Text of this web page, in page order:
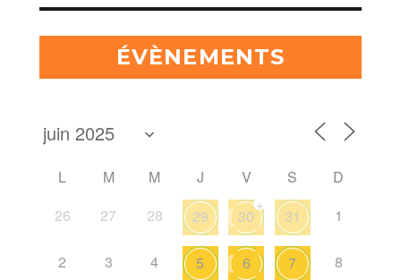
ÉVÈNEMENTS
L M M J V S
D
26
27 28 29 30
+
31 1
2 3 4 5 6 7 8